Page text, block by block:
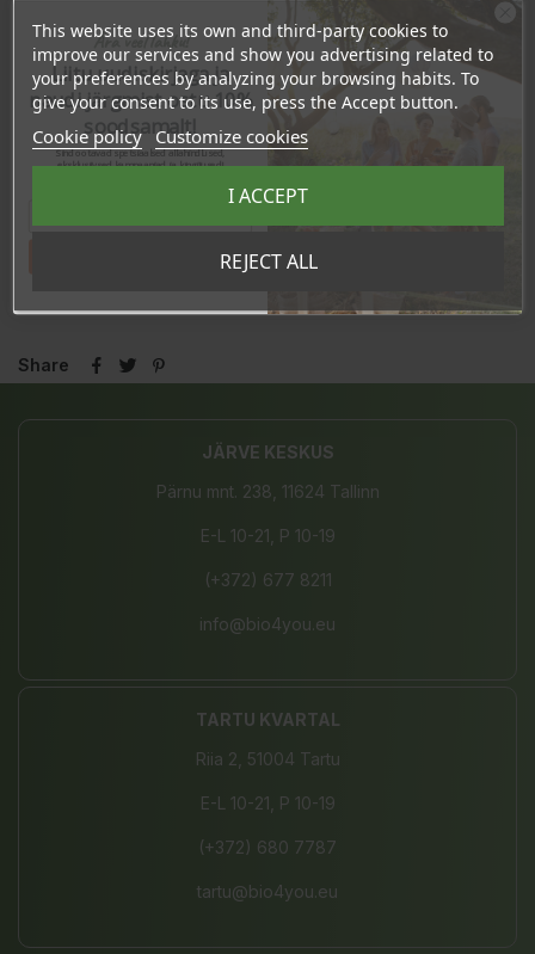
% NRV-st*
L-lysiini-vetykloridi
800mg
Sinkki
5mg
50
*vuorokautisen saannin vertailuarvo aikuisille
Varoitus!Ilmoitettua suositeltua vuorokausiannosta ei saa ylittää! Tuote ei korvaa
monipuolista ruokavaliota. Tuote on säilytettävä pienten lasten ulottumattomissa!
Nettopaino: 72g
Share
JÄRVE KESKUS
Pärnu mnt. 238, 11624 Tallinn
E-L 10-21, P 10-19
(+372) 677 8211
info@bio4you.eu
TARTU KVARTAL
Riia 2, 51004 Tartu
E-L 10-21, P 10-19
(+372) 680 7787
tartu@bio4you.eu
This website uses its own and third-party cookies to
improve our services and show you advertising related to
your preferences by analyzing your browsing habits. To
give your consent to its use, press the Accept button.
Cookie policy Customize cookies
REJECT ALL
I ACCEPT
Ära veel lahku!
Liitu uudiskirjaga ja
naudi järgmist ostu 10%
soodsamalt!
Sind ootavad spetsiaalsed allahindlused,
eksklusiivsed kampaaniad ja kingitused!